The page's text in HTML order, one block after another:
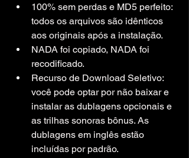
100% sem perdas e MD5 perfeito:
todos os arquivos são idênticos
aos originais após a instalação.
NADA foi copiado, NADA foi
recodificado.
Recurso de Download Seletivo:
você pode optar por não baixar e
instalar as dublagens opcionais e
as trilhas sonoras bônus. As
dublagens em inglês estão
incluídas por padrão.